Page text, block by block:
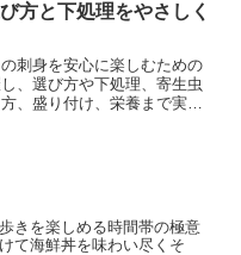
方と下処理をやさしく
刺身を安心に楽しむための
、選び方や下処理、寄生虫
、盛り付け、栄養まで実践
きを楽しめる時間帯の極意
て海鮮丼を味わい尽くそ